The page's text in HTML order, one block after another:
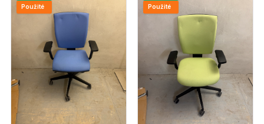
Použité
Použité